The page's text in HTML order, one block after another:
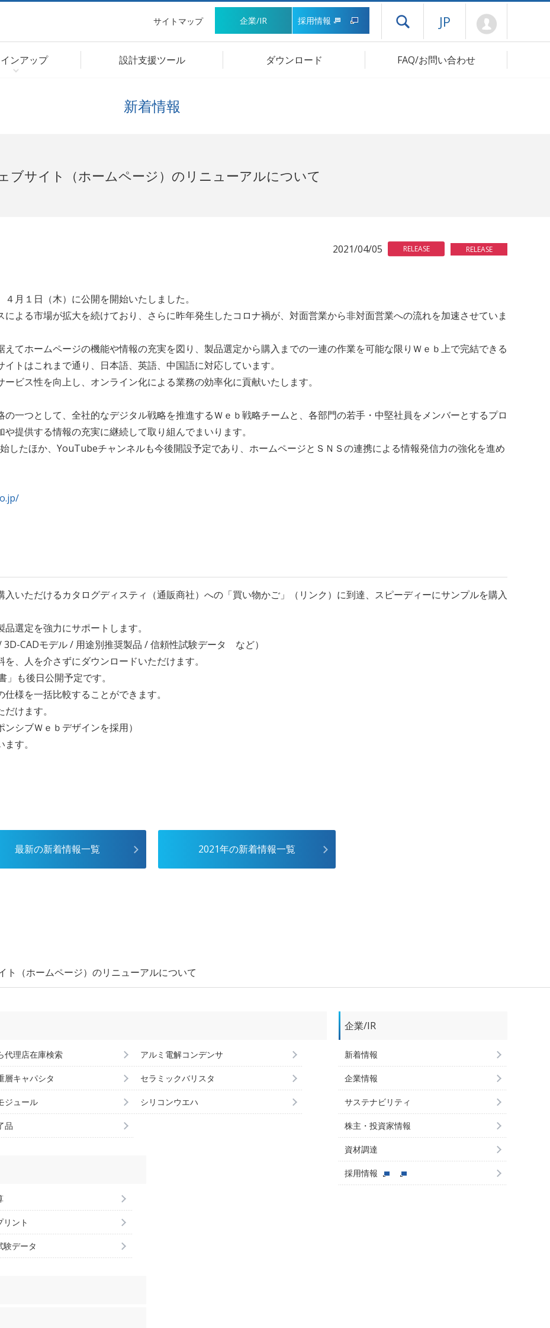
サイトマップ 企業/IR 採用情報 ドロワーメニューを開く
JP
ンアップ 設計支援ツール ダウンロード FAQ/お問い合わせ
新着情報
ブサイト（ホームページ）のリニューアルについて
2021/04/05 RELEASE
月１日（木）に公開を開始いたしました。
よる市場が拡大を続けており、さらに昨年発生したコロナ禍が、対面営業から非対面営業への流れを加速させていま
てホームページの機能や情報の充実を図り、製品選定から購入までの一連の作業を可能な限りＷｅｂ上で完結できる
トはこれまで通り、日本語、英語、中国語に対応しています。
ビス性を向上し、オンライン化による業務の効率化に貢献いたします。
一つとして、全社的なデジタル戦略を推進するＷｅｂ戦略チームと、各部門の若手・中堅社員をメンバーとするプロ
提供する情報の充実に継続して取り組んでまいります。
したほか、YouTubeチャンネルも今後開設予定であり、ホームページとＳＮＳの連携による情報発信力の強化を進め
いただけるカタログディスティ（通販商社）への「買い物かご」（リンク）に到達、スピーディーにサンプルを購入
選定を強力にサポートします。
3D-CADモデル / 用途別推奨製品 / 信頼性試験データ など）
、人を介さずにダウンロードいただけます。
」も後日公開予定です。
様を一括比較することができます。
けます。
シブＷｅｂデザインを採用）
す。
最新の新着情報一覧 2021年の新着情報一覧
ト（ホームページ）のリニューアルについて
代理店在庫検索 アルミ電解コンデンサ
層キャパシタ セラミックバリスタ
ジュール シリコンウエハ
品
リント
験データ
企業/IR
新着情報
企業情報
サステナビリティ
株主・投資家情報
資材調達
採用情報